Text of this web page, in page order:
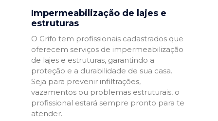
Impermeabilização de lajes e
estruturas
O Grifo tem profissionais cadastrados que
oferecem serviços de impermeabilização
de lajes e estruturas, garantindo a
proteção e a durabilidade de sua casa.
Seja para prevenir infiltrações,
vazamentos ou problemas estruturais, o
profissional estará sempre pronto para te
atender.